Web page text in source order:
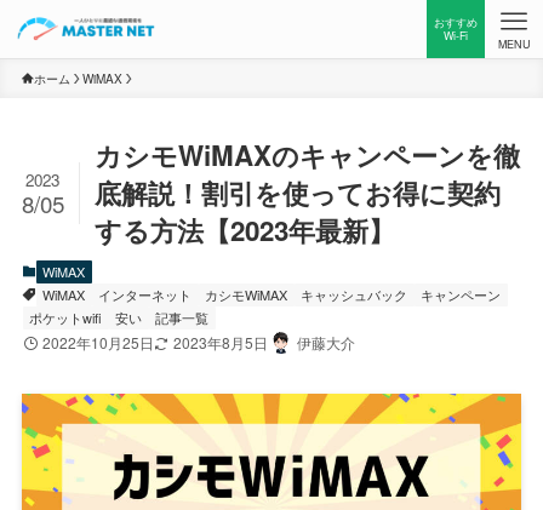
おすすめ
Wi-Fi
MENU
ホーム WiMAX
カシモWiMAXのキャンペーンを徹
底解説！割引を使ってお得に契約
する方法【2023年最新】
2023
8/05
WiMAX
WiMAX
インターネット カシモWiMAX キャッシュバック
キャンペーン
ポケットwifi
安い 記事一覧
2022年10月25日 2023年8月5日 伊藤大介